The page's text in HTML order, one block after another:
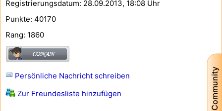
Community
Registrierungsdatum: 28.09.2013, 18:08 Uhr
Punkte: 40170
Rang: 1860
Persönliche Nachricht schreiben
Zur Freundesliste hinzufügen